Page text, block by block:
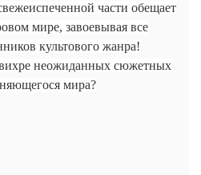
части обещает
мире, завоевывая все
культового жанра!
неожиданных сюжетных
мира?